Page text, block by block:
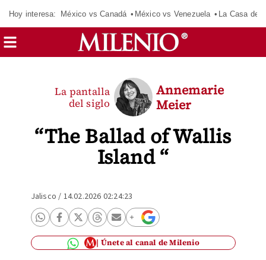
Hoy interesa: México vs Canadá México vs Venezuela La Casa de
“The Ballad of Wallis
Island “
La pantalla
del siglo
Annemarie
Meier
Jalisco / 14.02.2026 02:24:23
Únete al canal de Milenio